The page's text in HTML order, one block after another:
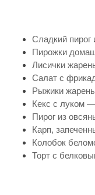
Сладкий пирог
Пирожки
Лисички
Салат с
Рыжики
Кекс с луком
Пирог из
Карп,
Колобок
Торт с